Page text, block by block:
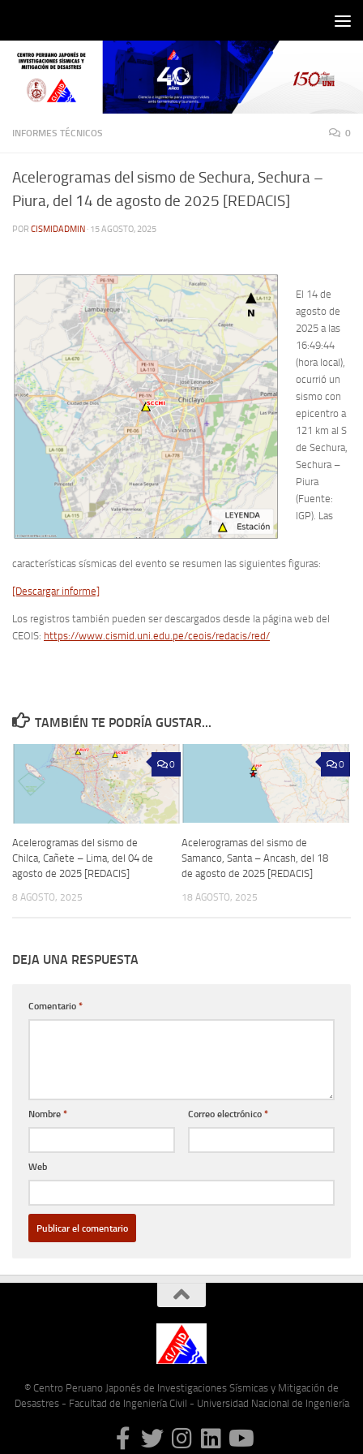
INFORMES TÉCNICOS 0
Acelerogramas del sismo de Sechura, Sechura –
Piura, del 14 de agosto de 2025 [REDACIS]
POR CISMIDADMIN · 15 AGOSTO, 2025
El 14 de
agosto de
2025 a las
16:49:44
(hora local),
ocurrió un
sismo con
epicentro a
121 km al S
de Sechura,
Sechura –
Piura
(Fuente:
IGP). Las
características sísmicas del evento se resumen las siguientes figuras:
[Descargar informe]
Los registros también pueden ser descargados desde la página web del
CEOIS: https://www.cismid.uni.edu.pe/ceois/redacis/red/
TAMBIÉN TE PODRÍA GUSTAR...
0
Acelerogramas del sismo de
Chilca, Cañete – Lima, del 04 de
agosto de 2025 [REDACIS]
8 AGOSTO, 2025
0
Acelerogramas del sismo de
Samanco, Santa – Ancash, del 18
de agosto de 2025 [REDACIS]
18 AGOSTO, 2025
DEJA UNA RESPUESTA
Comentario *
Nombre * Correo electrónico *
Web
© Centro Peruano Japonés de Investigaciones Sísmicas y Mitigación de
Desastres - Facultad de Ingeniería Civil - Universidad Nacional de Ingeniería